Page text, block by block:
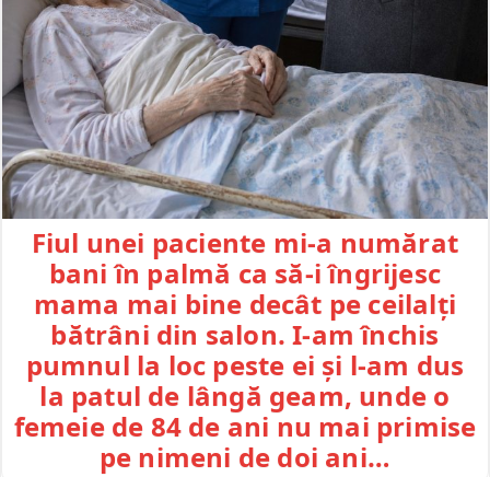
Fiul unei paciente mi-a numărat
bani în palmă ca să-i îngrijesc
mama mai bine decât pe ceilalți
bătrâni din salon. I-am închis
pumnul la loc peste ei și l-am dus
la patul de lângă geam, unde o
femeie de 84 de ani nu mai primise
pe nimeni de doi ani…